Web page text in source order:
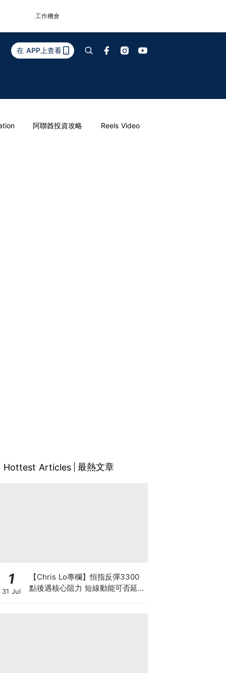
工作機會
在 APP上查看
阿聯酋投資攻略 Reels Video
Hottest Articles 最熱文章
1
31 Jul
【Chris Lo專欄】恒指反彈3300
點後遇核心阻力 短線動能可否延續